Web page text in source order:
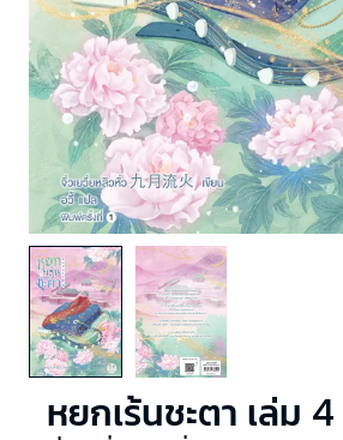
หยกเร้นชะตา เล่ม 4